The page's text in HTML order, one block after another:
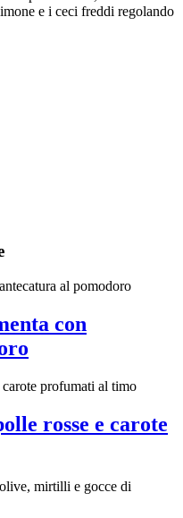
e i ceci freddi regolando
con
rosse e carote